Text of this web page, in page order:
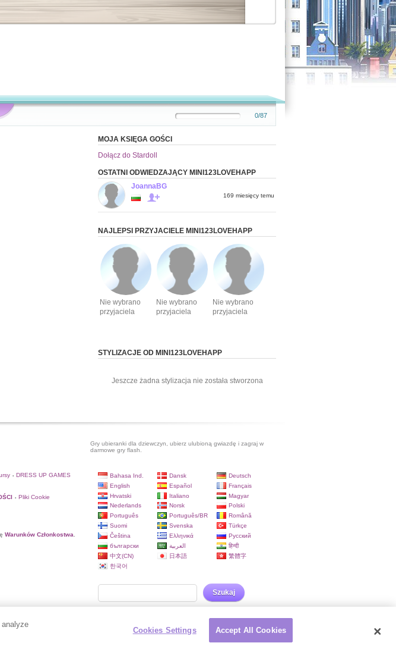
0/87
MOJA KSIĘGA GOŚCI
Dołącz do Stardoll
OSTATNI ODWIEDZAJĄCY MINI123LOVEHAPP
JoannaBG
169 miesięcy temu
NAJLEPSI PRZYJACIELE MINI123LOVEHAPP
Nie wybrano
przyjaciela
Nie wybrano
przyjaciela
Nie wybrano
przyjaciela
STYLIZACJE OD MINI123LOVEHAPP
Jeszcze żadna stylizacja nie została stworzona
Gry ubieranki dla dziewczyn, ubierz ulubioną gwiazdę i zagraj w
darmowe gry flash.
• DRESS UP GAMES
• Pliki Cookie
Warunków Członkostwa
Bahasa Ind. Dansk
Deutsch
English
Español
Français
Hrvatski
Italiano
Magyar
Nederlands
Norsk
Polski
Português
Português/BR
Română
Suomi
Svenska
Türkçe
Čeština
Ελληνικά
Русский
български
العربية
हिन्दी
中文(CN)
日本語
繁體字
한국어
Szukaj
Cookies Settings Accept All Cookies